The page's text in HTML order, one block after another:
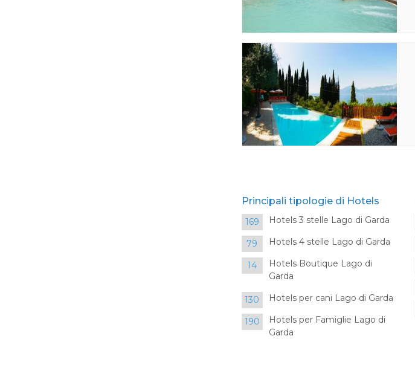
Principali tipologie di Hotels
169 Hotels 3 stelle Lago di Garda
79 Hotels 4 stelle Lago di Garda
14
Hotels Boutique Lago di
Garda
130 Hotels per cani Lago di Garda
190
Hotels per Famiglie Lago di
Garda